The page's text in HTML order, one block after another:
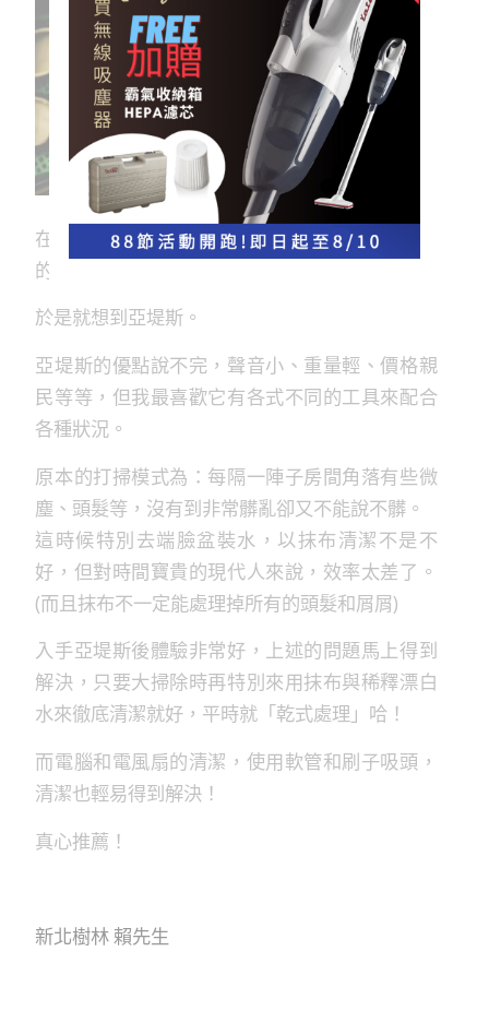
在一次清潔電風扇的過程中，想到若有一個好用
的工具清潔，就可以省下大量的麻煩。
於是就想到亞堤斯。
亞堤斯的優點說不完，聲音小、重量輕、價格親
民等等，但我最喜歡它有各式不同的工具來配合
各種狀況。
原本的打掃模式為：每隔一陣子房間角落有些微
塵、頭髮等，沒有到非常髒亂卻又不能說不髒。
這時候特別去端臉盆裝水，以抹布清潔不是不
好，但對時間寶貴的現代人來說，效率太差了。
(而且抹布不一定能處理掉所有的頭髮和屑屑)
入手亞堤斯後體驗非常好，上述的問題馬上得到
解決，只要大掃除時再特別來用抹布與稀釋漂白
水來徹底清潔就好，平時就「乾式處理」哈！
而電腦和電風扇的清潔，使用軟管和刷子吸頭，
清潔也輕易得到解決！
真心推薦！
新北樹林 賴先生